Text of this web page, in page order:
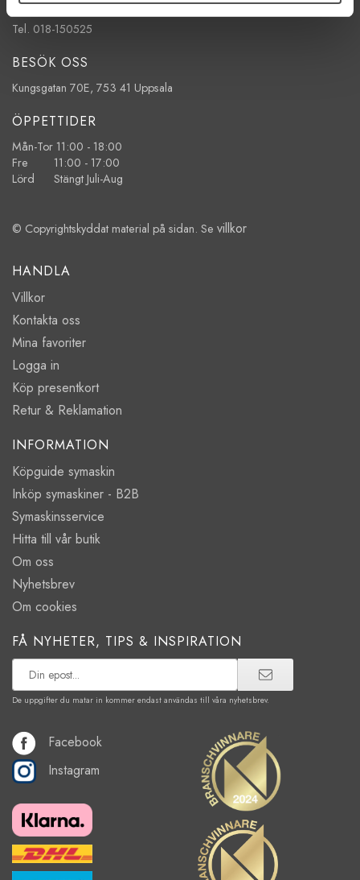
Mailsvar inom 24 timmar
Tel. 018-150525
BESÖK OSS
Kungsgatan 70E, 753 41 Uppsala
ÖPPETTIDER
Mån-Tor 11:00 - 18:00
Fre 11:00 - 17:00
Lörd Stängt Juli-Aug
© Copyrightskyddat material på sidan. Se villkor
HANDLA
Villkor
Kontakta oss
Mina favoriter
Logga in
Köp presentkort
Retur & Reklamation
INFORMATION
Köpguide symaskin
Inköp symaskiner - B2B
Symaskinsservice
Hitta till vår butik
Om oss
Nyhetsbrev
Om cookies
FÅ NYHETER, TIPS & INSPIRATION
De uppgifter du matar in kommer endast användas till våra nyhetsbrev.
Facebook
Instagram